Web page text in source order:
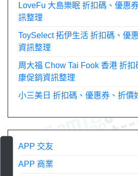
LoveFu 大島樂眠 折扣碼、優惠
訊整理
ToySelect 拓伊生活 折扣碼、優
資訊整理
周大福 Chow Tai Fook 香港 折
康促銷資訊整理
小三美日 折扣碼、優惠券、折價
APP 交友
APP 商業